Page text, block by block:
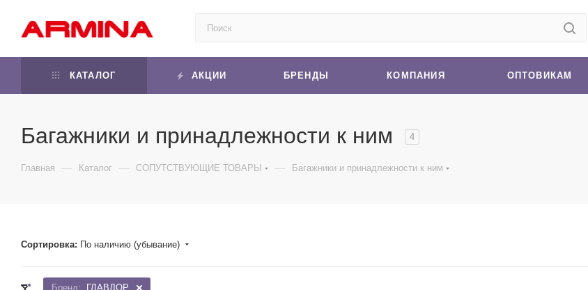
КАТАЛОГ АКЦИИ БРЕНДЫ КОМПАНИЯ ОПТОВИКАМ
Багажники и принадлежности к ним 4
Главная — Каталог — СОПУТСТВУЮЩИЕ ТОВАРЫ — Багажники и принадлежности к ним
Сортировка: По наличию (убывание)
Бренд: ГЛАВДОР